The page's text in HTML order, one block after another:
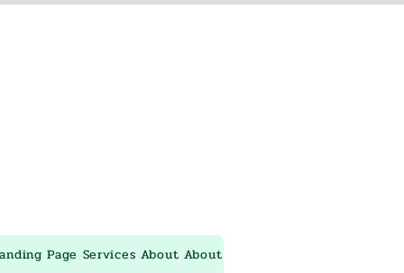
Page Services About About